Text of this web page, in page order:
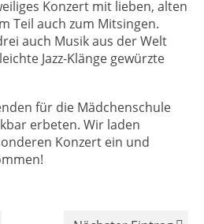
Konzert mit lieben, alten
Teil auch zum Mitsingen.
auch Musik aus der Welt
Jazz-Klänge gewürzte
für die Mädchenschule
erbeten. Wir laden
Konzert ein und